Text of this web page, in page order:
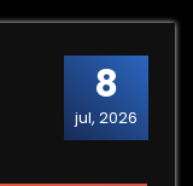
8
jul, 2026